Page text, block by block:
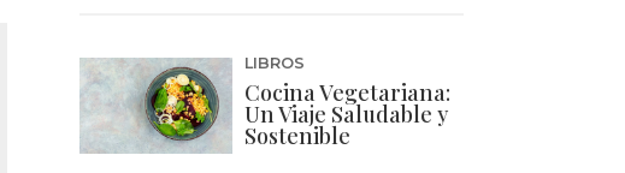
Cocina Vegetariana:
Un Viaje Saludable y
Sostenible
LIBROS